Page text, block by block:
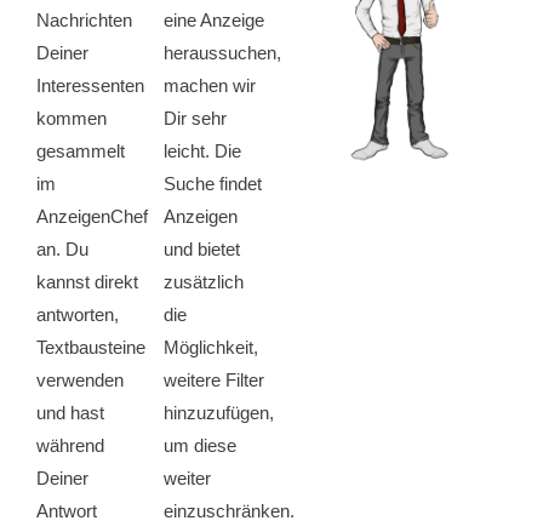
Nachrichten
Deiner
Interessenten
kommen
gesammelt
im
AnzeigenChef
an. Du
kannst direkt
antworten,
Textbausteine
verwenden
und hast
während
Deiner
Antwort
eine Anzeige
heraussuchen,
machen wir
Dir sehr
leicht. Die
Suche findet
Anzeigen
und bietet
zusätzlich
die
Möglichkeit,
weitere Filter
hinzuzufügen,
um diese
weiter
einzuschränken.